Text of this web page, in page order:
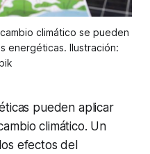
climático se pueden
energéticas. Ilustración:
pueden aplicar
climático. Un
efectos del